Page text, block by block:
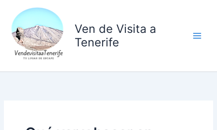
contenido
Ven de Visita a
Tenerife